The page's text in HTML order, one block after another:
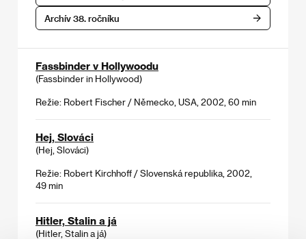
Archív 38. ročníku
Fassbinder v Hollywoodu
(Fassbinder in Hollywood)
Režie: Robert Fischer / Německo, USA, 2002, 60 min
Hej, Slováci
(Hej, Slováci)
Režie: Robert Kirchhoff / Slovenská republika, 2002,
49 min
Hitler, Stalin a já
(Hitler, Stalin a já)